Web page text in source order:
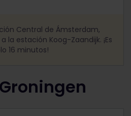
Central de Ámsterdam,
la estación Koog-Zaandijk. ¡Es
16 minutos!